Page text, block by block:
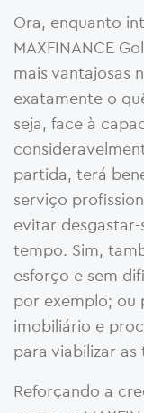
Ora, enquanto
MAXFINANCE
mais vantajosas
exatamente o
seja, face à
partida, terá
serviço
evitar
tempo. Sim,
esforço e sem
por exemplo; ou
imobiliário e
para viabilizar as
Reforçando a